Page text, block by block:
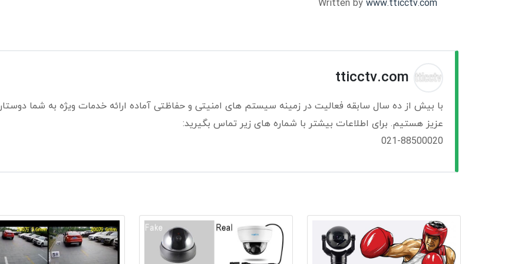
Written by www.tticctv.com
tticctv.com
با بیش از ده سال سابقه فعالیت در زمینه سیستم های امنیتی و حفاظتی آماده ارائه خدمات ویژه به شما
عزیز هستیم. برای اطلاعات بیشتر با شماره های زیر تماس بگیرید:
021-88500020